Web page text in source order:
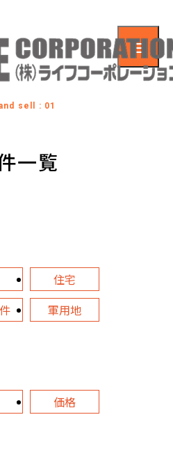
sell : 01
一覧
住宅
軍用地
価格